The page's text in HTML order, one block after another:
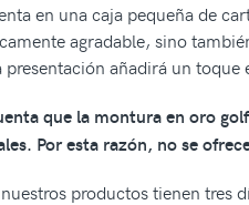
en una caja pequeña de
agradable, sino
añadirá un toque
que la montura en oro
Por esta razón, no se
productos tienen tres